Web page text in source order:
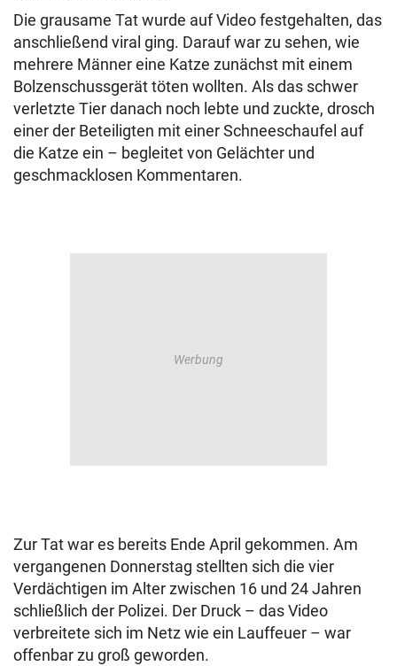
Die grausame Tat wurde auf Video festgehalten, das
anschließend viral ging. Darauf war zu sehen, wie
mehrere Männer eine Katze zunächst mit einem
Bolzenschussgerät töten wollten. Als das schwer
verletzte Tier danach noch lebte und zuckte, drosch
einer der Beteiligten mit einer Schneeschaufel auf
die Katze ein – begleitet von Gelächter und
geschmacklosen Kommentaren.
Zur Tat war es bereits Ende April gekommen. Am
vergangenen Donnerstag stellten sich die vier
Verdächtigen im Alter zwischen 16 und 24 Jahren
schließlich der Polizei. Der Druck – das Video
verbreitete sich im Netz wie ein Lauffeuer – war
offenbar zu groß geworden.